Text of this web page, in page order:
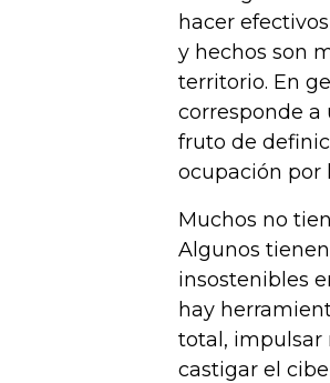
hacer
y hechos son
territorio. En
corresponde a
fruto de
ocupación por
Muchos no
Algunos
insostenibles
hay
total, impulsar
castigar el